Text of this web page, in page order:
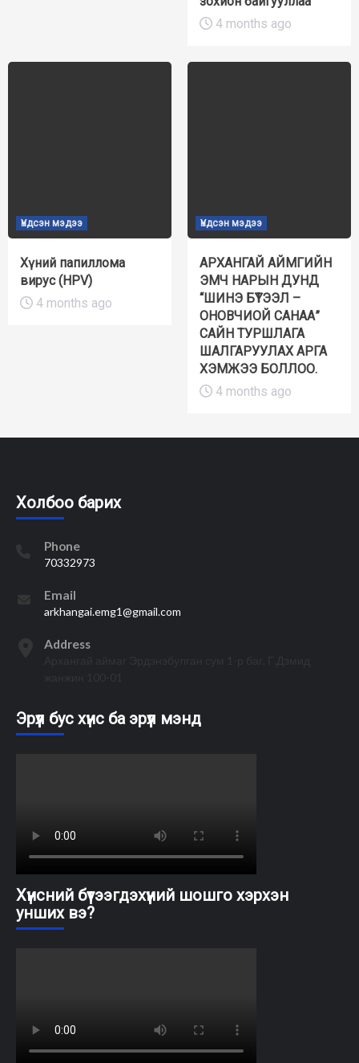
4 months ago
Үндсэн мэдээ
Хүний папиллома
вирус (HPV)
4 months ago
Үндсэн мэдээ
АРХАНГАЙ АЙМГИЙН
ЭМЧ НАРЫН ДУНД
“ШИНЭ БҮТЭЭЛ –
ОНОВЧИОЙ САНАА”
САЙН ТУРШЛАГА
ШАЛГАРУУЛАХ АРГА
ХЭМЖЭЭ БОЛЛОО.
4 months ago
Холбоо барих
Phone
70332973
Email
arkhangai.emg1@gmail.com
Address
Эрүүл бус хүнс ба эрүүл мэнд
Хүнсний бүтээгдэхүүний шошго хэрхэн
унших вэ?